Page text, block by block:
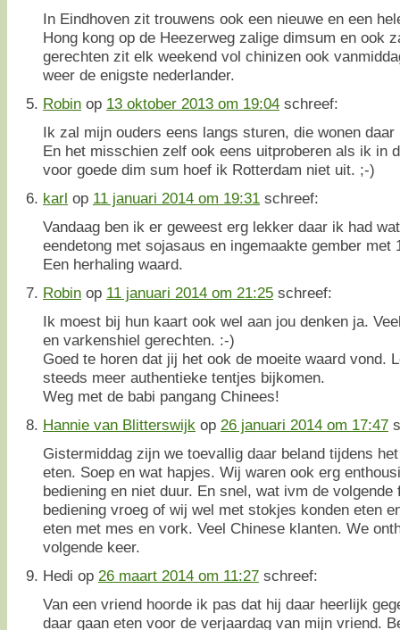
In Eindhoven zit trouwens ook een nieuwe en een
Hong kong op de Heezerweg zalige dimsum en ook
gerechten zit elk weekend vol chinizen ook
weer de enigste nederlander.
Robin op 13 oktober 2013 om 19:04 schreef:
Ik zal mijn ouders eens langs sturen, die wonen daar
En het misschien zelf ook eens uitproberen als ik in
voor goede dim sum hoef ik Rotterdam niet uit. ;-)
karl op 11 januari 2014 om 19:31 schreef:
Vandaag ben ik er geweest erg lekker daar ik had
eendetong met sojasaus en ingemaakte gember met
Een herhaling waard.
Robin op 11 januari 2014 om 21:25 schreef:
Ik moest bij hun kaart ook wel aan jou denken ja.
en varkenshiel gerechten. :-)
Goed te horen dat jij het ook de moeite waard vond.
steeds meer authentieke tentjes bijkomen.
Weg met de babi pangang Chinees!
Hannie van Blitterswijk op 26 januari 2014 om 17:47
Gistermiddag zijn we toevallig daar beland tijdens
eten. Soep en wat hapjes. Wij waren ook erg
bediening en niet duur. En snel, wat ivm de
bediening vroeg of wij wel met stokjes konden eten
eten met mes en vork. Veel Chinese klanten. We
volgende keer.
Hedi op 26 maart 2014 om 11:27 schreef:
Van een vriend hoorde ik pas dat hij daar heerlijk
daar gaan eten voor de verjaardag van mijn vriend.